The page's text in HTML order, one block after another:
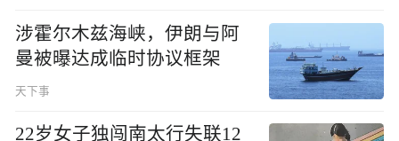
涉霍尔木兹海峡，伊朗与阿
曼被曝达成临时协议框架
天下事
22岁女子独闯南太行失联12